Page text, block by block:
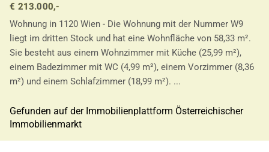
€ 213.000,-
Wohnung in 1120 Wien - Die Wohnung mit der Nummer W9
liegt im dritten Stock und hat eine Wohnfläche von 58,33 m².
Sie besteht aus einem Wohnzimmer mit Küche (25,99 m²),
einem Badezimmer mit WC (4,99 m²), einem Vorzimmer (8,36
m²) und einem Schlafzimmer (18,99 m²). ...
Gefunden auf der Immobilienplattform Österreichischer
Immobilienmarkt